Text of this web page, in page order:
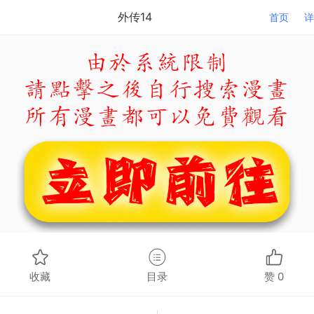
外传14 首页
收藏 目录 赞 0